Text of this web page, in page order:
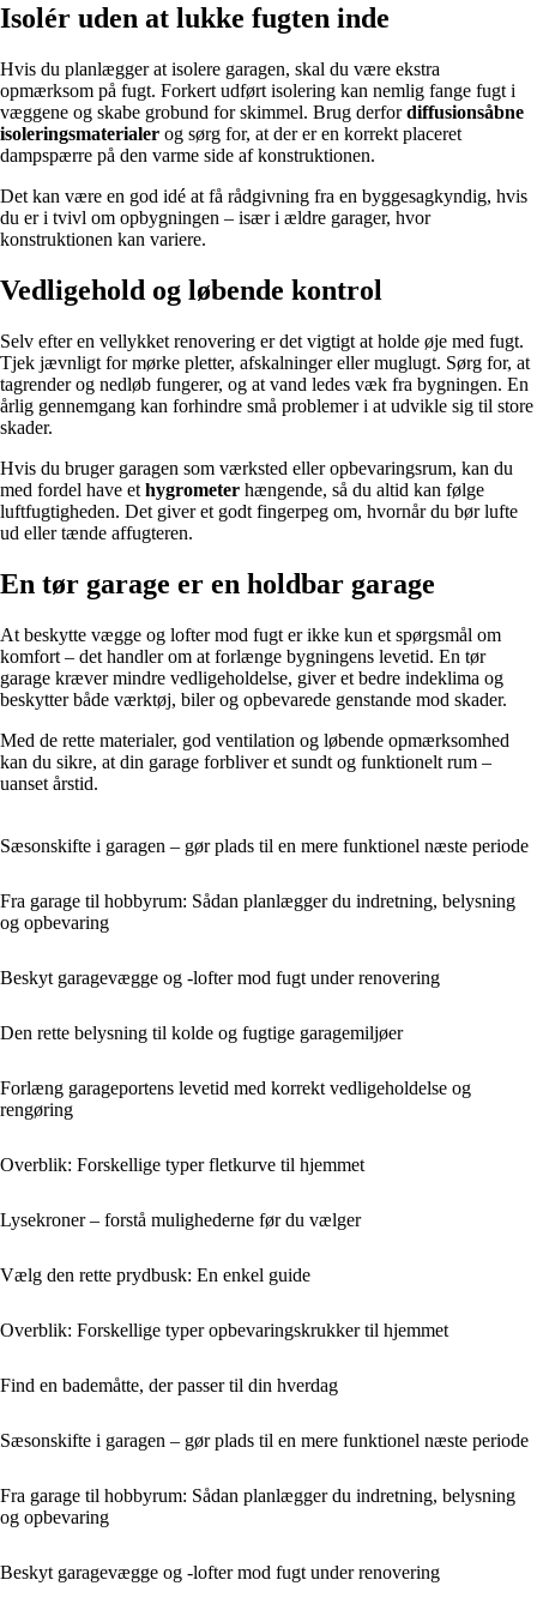
Isolér uden at lukke fugten inde
Hvis du planlægger at isolere garagen, skal du være ekstra
opmærksom på fugt. Forkert udført isolering kan nemlig fange fugt i
væggene og skabe grobund for skimmel. Brug derfordiffusionsåbne
isoleringsmaterialer og sørg for, at der er en korrekt placeret
dampspærre på den varme side af konstruktionen.
Det kan være en god idé at få rådgivning fra en byggesagkyndig, hvis
du er i tvivl om opbygningen – især i ældre garager, hvor
konstruktionen kan variere.
Vedligehold og løbende kontrol
Selv efter en vellykket renovering er det vigtigt at holde øje med fugt.
Tjek jævnligt for mørke pletter, afskalninger eller muglugt. Sørg for, at
tagrender og nedløb fungerer, og at vand ledes væk fra bygningen. En
årlig gennemgang kan forhindre små problemer i at udvikle sig til store
skader.
Hvis du bruger garagen som værksted eller opbevaringsrum, kan du
med fordel have et hygrometer hængende, så du altid kan følge
luftfugtigheden. Det giver et godt fingerpeg om, hvornår du bør lufte
ud eller tænde affugteren.
En tør garage er en holdbar garage
At beskytte vægge og lofter mod fugt er ikke kun et spørgsmål om
komfort – det handler om at forlænge bygningens levetid. En tør
garage kræver mindre vedligeholdelse, giver et bedre indeklima og
beskytter både værktøj, biler og opbevarede genstande mod skader.
Med de rette materialer, god ventilation og løbende opmærksomhed
kan du sikre, at din garage forbliver et sundt og funktionelt rum –
uanset årstid.
Sæsonskifte i garagen – gør plads til en mere funktionel næste periode
Fra garage til hobbyrum: Sådan planlægger du indretning, belysning
og opbevaring
Beskyt garagevægge og -lofter mod fugt under renovering
Den rette belysning til kolde og fugtige garagemiljøer
Forlæng garageportens levetid med korrekt vedligeholdelse og
rengøring
Overblik: Forskellige typer fletkurve til hjemmet
Lysekroner – forstå mulighederne før du vælger
Vælg den rette prydbusk: En enkel guide
Overblik: Forskellige typer opbevaringskrukker til hjemmet
Find en bademåtte, der passer til din hverdag
Sæsonskifte i garagen – gør plads til en mere funktionel næste periode
Fra garage til hobbyrum: Sådan planlægger du indretning, belysning
og opbevaring
Beskyt garagevægge og -lofter mod fugt under renovering